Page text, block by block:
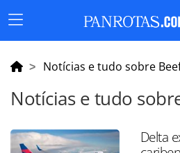
Menu
Principal
Notícias e tudo sobre
Notícias e tudo
Delta